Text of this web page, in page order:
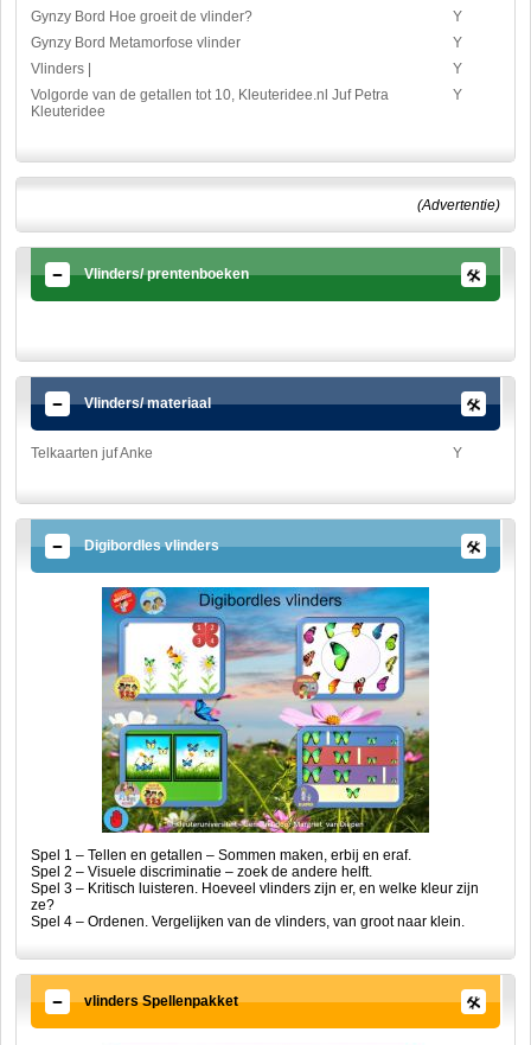
Gynzy Bord Hoe groeit de vlinder?
Y
Gynzy Bord Metamorfose vlinder
Y
Vlinders |
Y
Volgorde van de getallen tot 10, Kleuteridee.nl Juf Petra
Kleuteridee
Y
(Advertentie)
Vlinders/ prentenboeken
Vlinders/ materiaal
Telkaarten juf Anke Y
Digibordles vlinders
Spel 1 – Tellen en getallen – Sommen maken, erbij en eraf.
Spel 2 – Visuele discriminatie – zoek de andere helft.
Spel 3 – Kritisch luisteren. Hoeveel vlinders zijn er, en welke kleur zijn
ze?
Spel 4 – Ordenen. Vergelijken van de vlinders, van groot naar klein.
vlinders Spellenpakket